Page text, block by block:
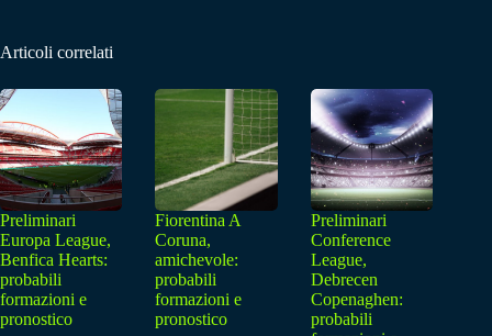
Articoli correlati
Preliminari
Europa League,
Benfica Hearts:
probabili
formazioni e
pronostico
Fiorentina A
Coruna,
amichevole:
probabili
formazioni e
pronostico
Preliminari
Conference
League,
Debrecen
Copenaghen:
probabili